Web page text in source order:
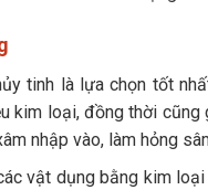
tinh là lựa chọn tốt
kim loại, đồng thời
nhập vào, làm hỏng
vật dụng bằng kim